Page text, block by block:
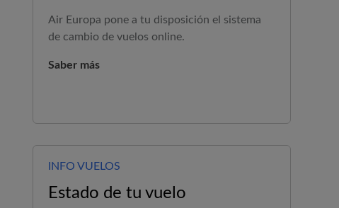
Air Europa pone a tu disposición el sistema
de cambio de vuelos online.
Saber más
INFO VUELOS
Estado de tu vuelo